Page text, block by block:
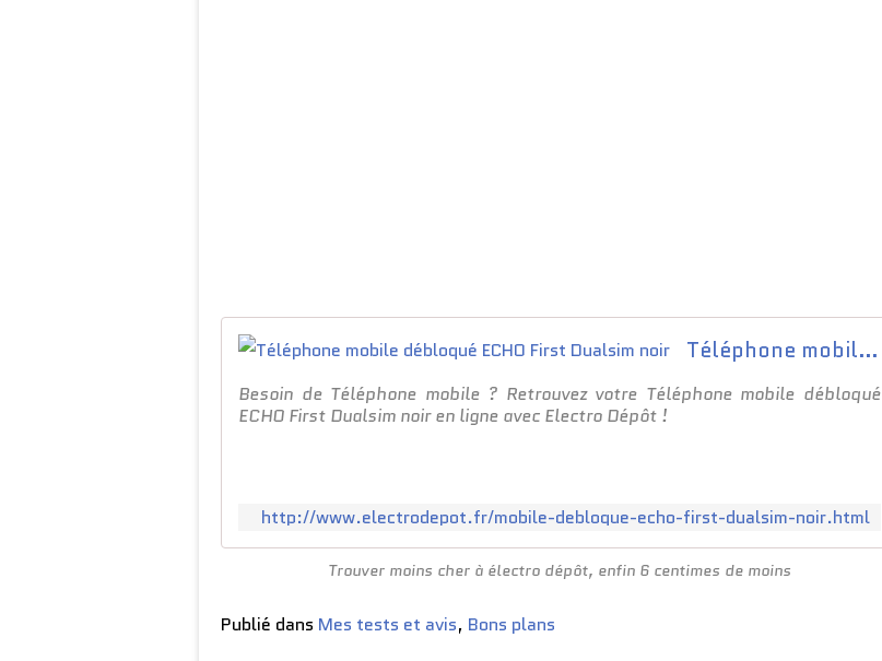
Téléphone mobile débloqué ECHO First Dualsim noir
Besoin de Téléphone mobile ? Retrouvez votre Téléphone mobile débloqué
ECHO First Dualsim noir en ligne avec Electro Dépôt !
http://www.electrodepot.fr/mobile-debloque-echo-first-dualsim-noir.html
Trouver moins cher à électro dépôt, enfin 6 centimes de moins
Publié dans Mes tests et avis, Bons plans